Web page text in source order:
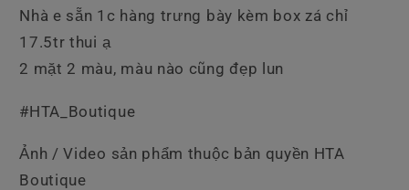
Nhà e sẵn 1c hàng trưng bày kèm box zá chỉ
17.5tr thui ạ
2 mặt 2 màu, màu nào cũng đẹp lun
#HTA_Boutique
Ảnh / Video sản phẩm thuộc bản quyền HTA
Boutique